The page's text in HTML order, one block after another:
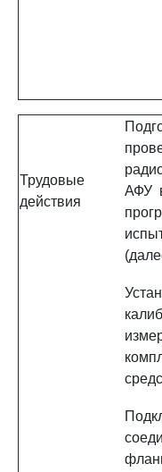
Трудовые
действия
АФУ